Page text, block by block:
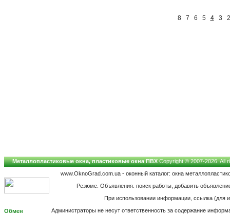
8 7 6 5 4 3
Металлопластиковые окна, пластиковые окна ПВХ Copyright © 2007-2026. All
www.OknoGrad.com.ua - оконный каталог: окна
Резюме. Объявления. поиск работы, добавить
При использовании информации, ссылка (для
Администраторы не несут ответственность за содержание
Обмен